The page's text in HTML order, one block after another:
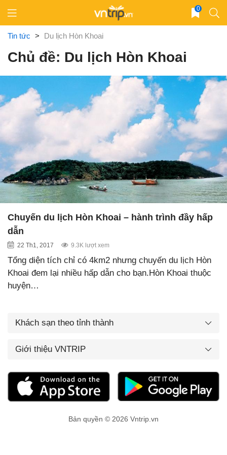
content
0
Tin tức > Du lịch Hòn Khoai
Chủ đề: Du lịch Hòn Khoai
Chuyến du lịch Hòn Khoai – hành trình đầy hấp
dẫn
22 Th1, 2017 9.3K lượt xem
Tổng diện tích chỉ có 4km2 nhưng chuyến du lịch Hòn
Khoai đem lại nhiều hấp dẫn cho bạn.Hòn Khoai thuộc
huyện…
Khách sạn theo tỉnh thành
Giới thiệu VNTRIP
Bản quyền © 2026 Vntrip.vn